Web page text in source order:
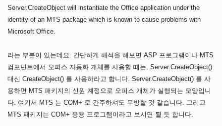
Server.CreateObject will instantiate the Office application under the
identity of an MTS package which is known to cause problems with
Microsoft Office.
라는 부분이 있는데요. 간단하게 해석을 해보면 ASP 프로그램이나 MTS
컴포넌트에서 오피스 자동화 개체를 사용할 때는, Server.CreateObject()
대신 CreateObject() 를 사용하라고 합니다. Server.CreateObject() 를 사
용하면 MTS 패키지의 신원 계정으로 오피스 개체가 실행되는 모양입니
다. 여기서 MTS 는 COM+ 로 간주하셔도 무방할 것 같습니다. 그리고
MTS 패키지는 COM+ 응용 프로그램이라고 보시면 될 듯 합니다.